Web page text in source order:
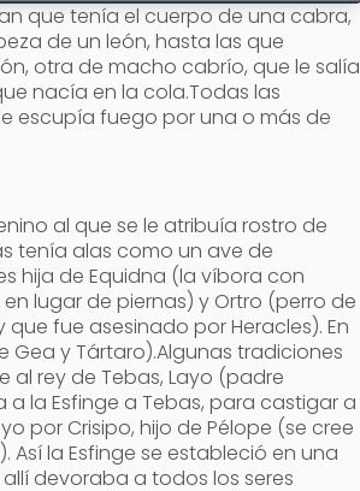
que tenía el cuerpo de una cabra,
de un león, hasta las que
otra de macho cabrío, que le salía
nacía en la cola.Todas las
escupía fuego por una o más de
al que se le atribuía rostro de
tenía alas como un ave de
hija de Equidna (la víbora con
lugar de piernas) y Ortro (perro de
fue asesinado por Heracles). En
Gea y Tártaro).Algunas tradiciones
al rey de Tebas, Layo (padre
la Esfinge a Tebas, para castigar a
por Crisipo, hijo de Pélope (se cree
la Esfinge se estableció en una
devoraba a todos los seres